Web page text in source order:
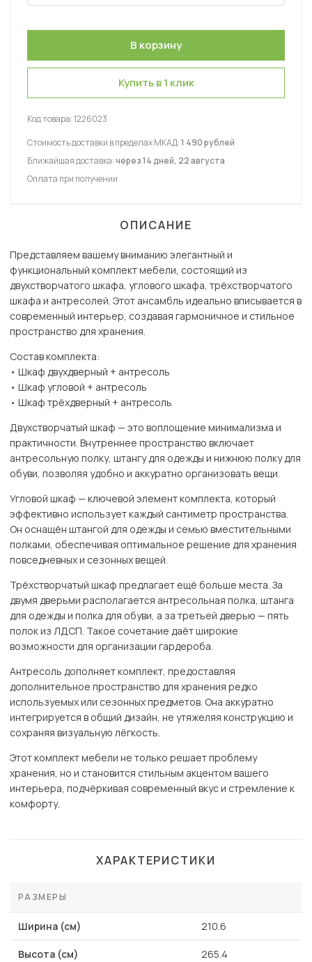
Купить в 1 клик
Код товара:1226023
Стоимость доставки в пределах МКАД:1 490 рублей
Ближайшая доставка:через 14 дней, 22 августа
Оплата при получении
ОПИСАНИЕ
Представляем вашему вниманию элегантный и
функциональный комплект мебели, состоящий из
двухстворчатого шкафа, углового шкафа, трёхстворчатого
шкафа и антресолей. Этот ансамбль идеально вписывается в
современный интерьер, создавая гармоничное и стильное
пространство для хранения.
Состав комплекта:
• Шкаф двухдверный + антресоль
• Шкаф угловой + антресоль
• Шкаф трёхдверный + антресоль
Двухстворчатый шкаф — это воплощение минимализма и
практичности. Внутреннее пространство включает
антресольную полку, штангу для одежды и нижнюю полку для
обуви, позволяя удобно и аккуратно организовать вещи.
Угловой шкаф — ключевой элемент комплекта, который
эффективно использует каждый сантиметр пространства.
Он оснащён штангой для одежды и семью вместительными
полками, обеспечивая оптимальное решение для хранения
повседневных и сезонных вещей.
Трёхстворчатый шкаф предлагает ещё больше места. За
двумя дверьми располагается антресольная полка, штанга
для одежды и полка для обуви, а за третьей дверью — пять
полок из ЛДСП. Такое сочетание даёт широкие
возможности для организации гардероба.
Антресоль дополняет комплект, предоставляя
дополнительное пространство для хранения редко
используемых или сезонных предметов. Она аккуратно
интегрируется в общий дизайн, не утяжеляя конструкцию и
сохраняя визуальную лёгкость.
Этот комплект мебели не только решает проблему
хранения, но и становится стильным акцентом вашего
интерьера, подчёркивая современный вкус и стремление к
комфорту.
ХАРАКТЕРИСТИКИ
РАЗМЕРЫ
Ширина (см) 210.6
Высота (см) 265.4